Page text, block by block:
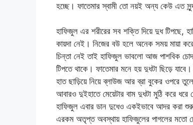
হচ্ছে। ফাতেমার স্বামী তো নয়ই অন্য কেউ এত
হাফিজুল এর শরীরের সব শক্তি দিয়ে দুধ টিপছে,
কায়দা নেই। নিজের বউ হলে অনেক সময় মায়া
চিন্তা নেই তাই হাফিজুল ভাবলো আজ পাশবিক
টিপতে থাকে। ফাতেমার মনে হয় দুধটা ছিড়ে
হাত ছাড়িয়ে নিয়ে ব্লাউজ আর ব্রা বুকের ওপরে
আবারও দুইহাতে মেয়েটার বাম দুধটা মুঠি করে
হাফিজুল এবার ডান দুধেও একইভাবে আদর করা
এরকম অতৃপ্ত অবস্থায় হাফিজুলের পাগলের মতো